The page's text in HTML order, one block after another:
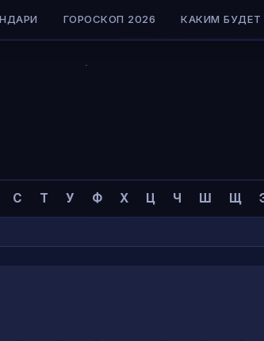
ГОРОСКОП 2026 КАКИМ БУДЕТ
С Т У Ф Х Ц Ч Ш Щ